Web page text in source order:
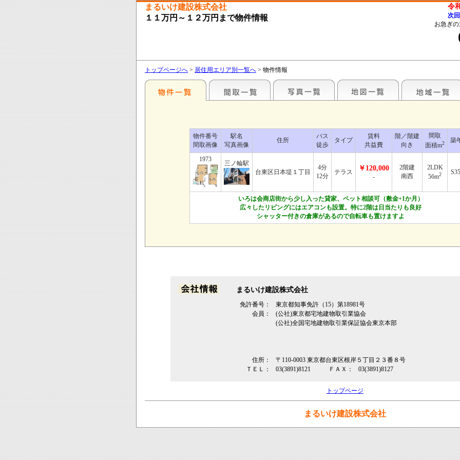
令
次
まるいけ建設株式会社
１１万円～１２万円まで物件情報
お急ぎ
トップページへ > 居住用エリア別一覧へ > 物件情報
物件番号
間取画像
駅名
写真画像
住所
バス
徒歩
タイプ
賃料
共益費
階／階建
向き
間取
面積m2 築
1973
三ノ輪駅
台東区日本堤１丁目
4分
12分
テラス ￥120,000
-
2階建
南西
2LDK
56m2
いろは会商店街から少し入った貸家、ペット相談可（敷金+1か月）
広々したリビングにはエアコンも設置。特に2階は日当たりも良好
シャッター付きの倉庫があるので自転車も置けますよ
まるいけ建設株式会社
免許番号：
東京都知事免許（15）第18981号
会員：
(公社)東京都宅地建物取引業協会
(公社)全国宅地建物取引業保証協会東京本部
住所：
〒110-0003 東京都台東区根岸５丁目２３番８号
ＴＥＬ：
03(3891)8121 ＦＡＸ： 03(3891)8127
トップページ
まるいけ建設株式会社